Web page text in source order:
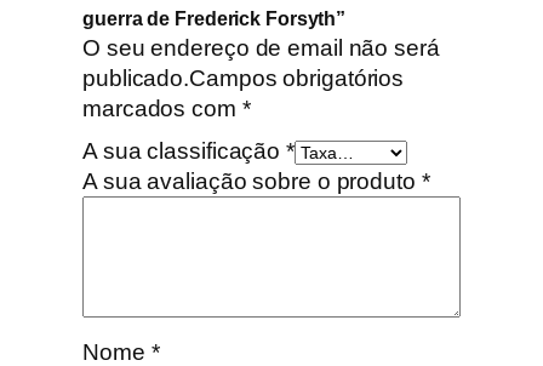
guerra de Frederick Forsyth”
O seu endereço de email não será
publicado.Campos obrigatórios
marcados com *
A sua classificação *
A sua avaliação sobre o produto *
Nome *